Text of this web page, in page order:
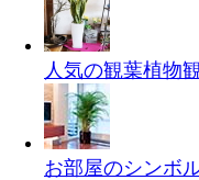
人気の観葉植物
お部屋のシンボ